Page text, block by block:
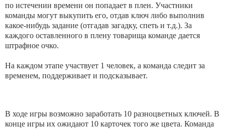
по истечении времени он попадает в плен. Участники
команды могут выкупить его, отдав ключ либо выполнив
какое-нибудь задание (отгадав загадку, спеть и т.д.). За
каждого оставленного в плену товарища команде дается
штрафное очко.
На каждом этапе участвует 1 человек, а команда следит за
временем, поддерживает и подсказывает.
В ходе игры возможно заработать 10 разноцветных ключей. В
конце игры их ожидают 10 карточек того же цвета. Команда